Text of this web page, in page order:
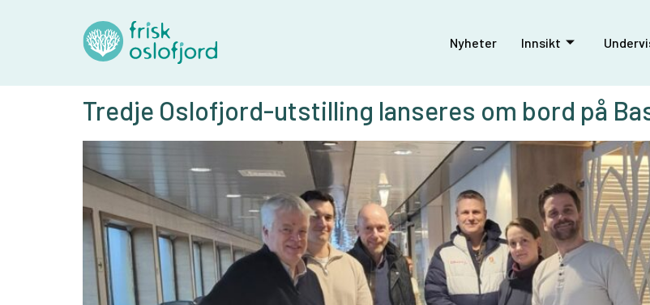
Nyheter Innsikt
Tredje Oslofjord-utstilling lanseres om bord på